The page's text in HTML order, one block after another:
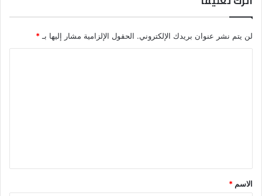
لن يتم نشر عنوان بريدك الإلكتروني. الحقول الإلزامية مشار إليها بـ *
*
الاسم *